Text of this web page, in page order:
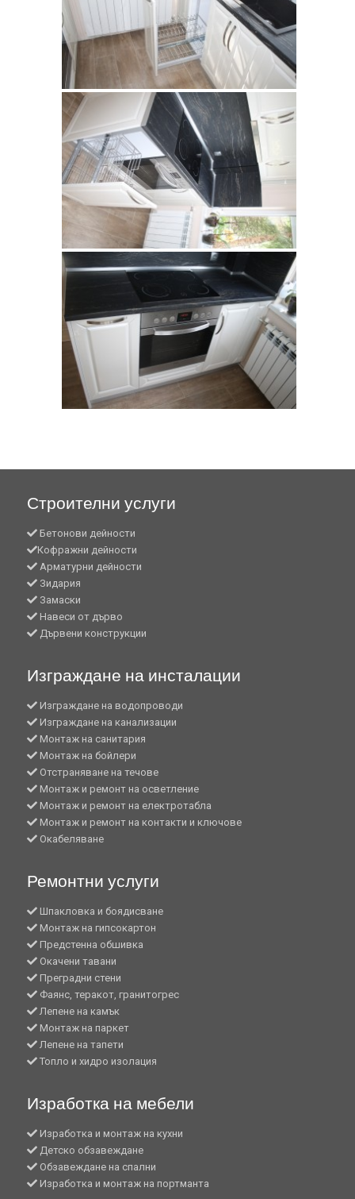
Строителни услуги
Бетонови дейности
Кофражни дейности
Арматурни дейности
Зидария
Замаски
Навеси от дърво
Дървени конструкции
Изграждане на инсталации
Изграждане на водопроводи
Изграждане на канализации
Монтаж на санитария
Монтаж на бойлери
Отстраняване на течове
Монтаж и ремонт на осветление
Монтаж и ремонт на електротабла
Монтаж и ремонт на контакти и ключове
Окабеляване
Ремонтни услуги
Шпакловка и боядисване
Монтаж на гипсокартон
Предстенна обшивка
Окачени тавани
Преградни стени
Фаянс, теракот, гранитогрес
Лепене на камък
Монтаж на паркет
Лепене на тапети
Топло и хидро изолация
Изработка на мебели
Изработка и монтаж на кухни
Детско обзавеждане
Обзавеждане на спални
Изработка и монтаж на портманта